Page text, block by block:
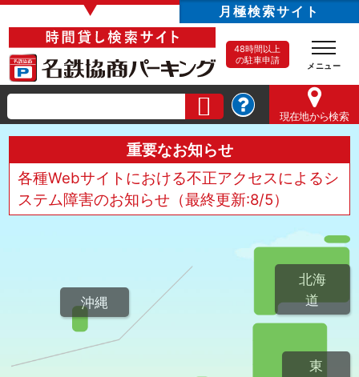
▼ 月極検索サイト
48時間以上
の駐車申請
現在地から検索
重要なお知らせ
各種Webサイトにおける不正アクセスによるシ
ステム障害のお知らせ（最終更新:8/5）
北海
道
東
沖縄